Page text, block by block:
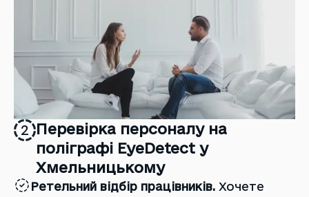
2 Перевірка персоналу на
поліграфі EyeDetect у
Хмельницькому
Ретельний відбір працівників. Хочете